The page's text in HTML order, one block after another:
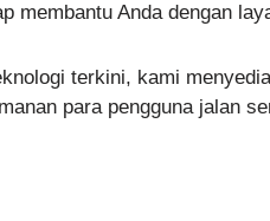
membantu Anda dengan
terkini, kami
para pengguna jalan